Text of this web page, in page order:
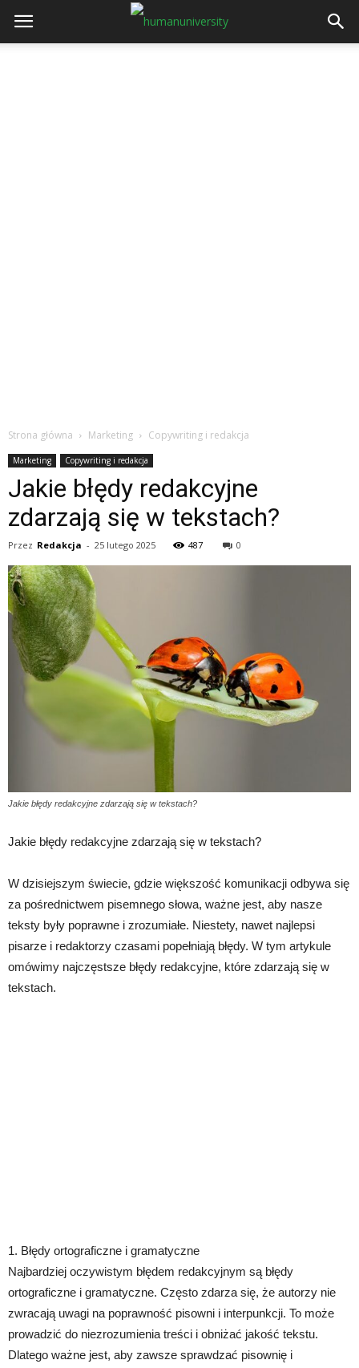
Strona główna Marketing Copywriting i redakcja
Marketing Copywriting i redakcja
Jakie błędy redakcyjne
zdarzają się w tekstach?
Przez Redakcja - 25 lutego 2025 487 0
Jakie błędy redakcyjne zdarzają się w tekstach?
Jakie błędy redakcyjne zdarzają się w tekstach?
W dzisiejszym świecie, gdzie większość komunikacji odbywa się
za pośrednictwem pisemnego słowa, ważne jest, aby nasze
teksty były poprawne i zrozumiałe. Niestety, nawet najlepsi
pisarze i redaktorzy czasami popełniają błędy. W tym artykule
omówimy najczęstsze błędy redakcyjne, które zdarzają się w
tekstach.
1. Błędy ortograficzne i gramatyczne
Najbardziej oczywistym błędem redakcyjnym są błędy
ortograficzne i gramatyczne. Często zdarza się, że autorzy nie
zwracają uwagi na poprawność pisowni i interpunkcji. To może
prowadzić do niezrozumienia treści i obniżać jakość tekstu.
Dlatego ważne jest, aby zawsze sprawdzać pisownię i